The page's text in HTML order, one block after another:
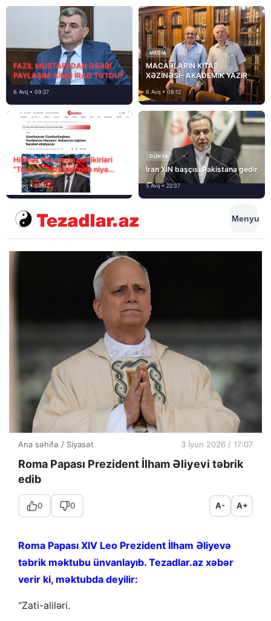
FAZİL MUSTAFADAN ƏSƏBİ
PAYLAŞIM: KİMƏ İRAD TUTDU?
6 Avq • 09:27
MEDİA
MACARLARIN KİTAB
XƏZİNƏSİ- AKADEMİK YAZIR
6 Avq • 08:12
Hikmət Hacıyevin bu fikirləri
“Türkiye Gazetesi”ndə niyə
təhrif edilib?
6 Avq • 08:02
DÜNYA
İran XİN başçısı Pakistana gedir
5 Avq • 22:37
Menyu
Ana səhifə / Siyasət 3 İyun 2026 / 17:07
Roma Papası Prezident İlham Əliyevi təbrik
edib
0 0 A- A+
Roma Papası XIV Leo Prezident İlham Əliyevə
təbrik məktubu ünvanlayıb. Tezadlar.az xəbər
verir ki, məktubda deyilir:
“Zati-aliləri.